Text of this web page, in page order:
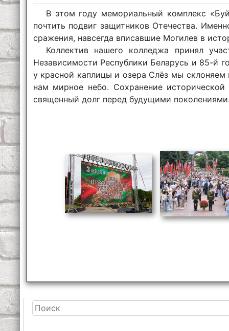
В этом году мемориальный комплекс
почтить подвиг защитников Отечества.
сражения, навсегда вписавшие Могилев в
Коллектив нашего колледжа принял
Независимости Республики Беларусь и 85-й
у красной каплицы и озера Слёз мы
нам мирное небо. Сохранение
священный долг перед будущими